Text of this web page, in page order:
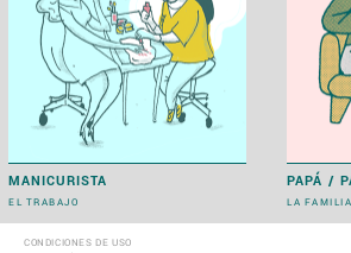
MANICURISTA
EL TRABAJO
PAPÁ /
LA FAMILIA
CONDICIONES DE USO